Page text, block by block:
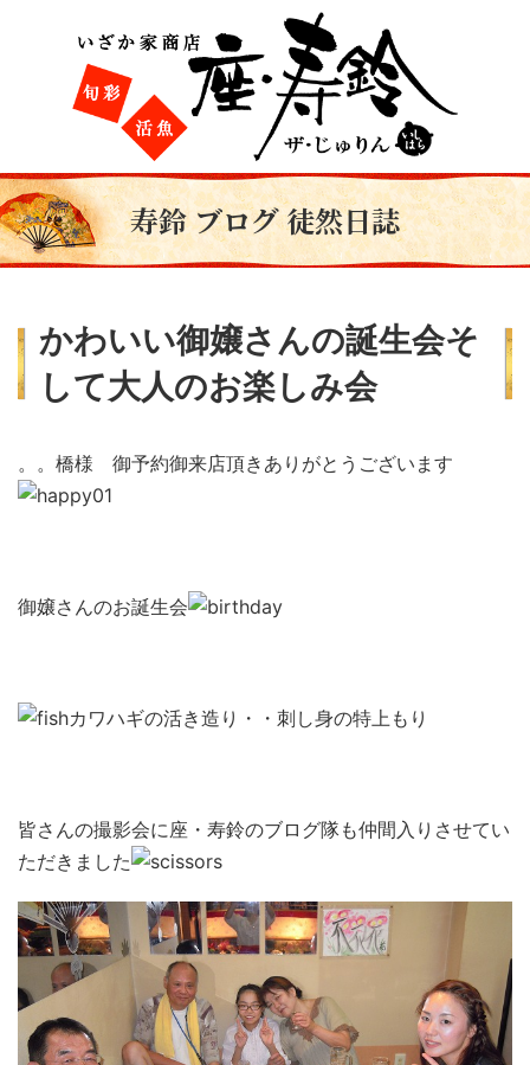
寿鈴 ブログ 徒然日誌
かわいい御嬢さんの誕生会そ
して大人のお楽しみ会
。。橋様 御予約御来店頂きありがとうございます
御嬢さんのお誕生会
カワハギの活き造り・・刺し身の特上もり
皆さんの撮影会に座・寿鈴のブログ隊も仲間入りさせてい
ただきました